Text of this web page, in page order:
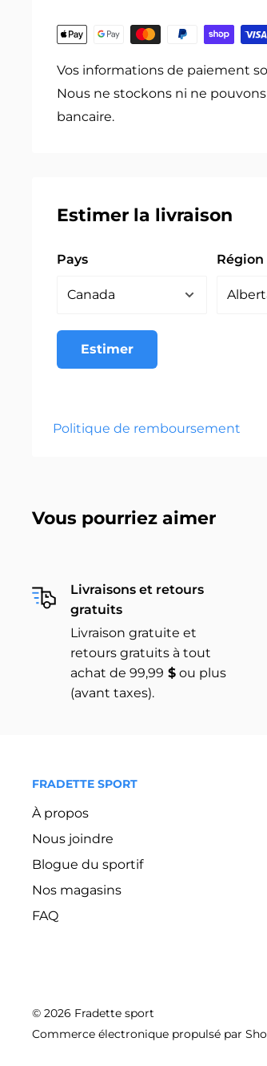
Vos informations de paiement
Nous ne stockons ni ne
bancaire.
Estimer la livraison
Pays Région
Estimer
Politique de remboursement
Vous pourriez aimer
Livraisons et retours
gratuits
Livraison gratuite et
retours gratuits à tout
achat de 99,99 $ ou plus
(avant taxes).
FRADETTE SPORT
À propos
Nous joindre
Blogue du sportif
Nos magasins
FAQ
© 2026 Fradette sport
Commerce électronique propulsé par